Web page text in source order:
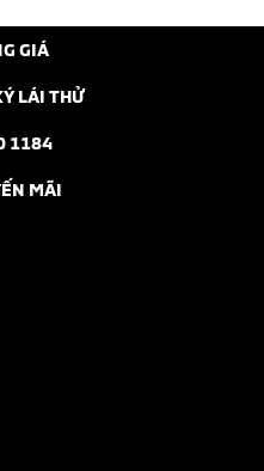
GIÁ
LÁI THỬ
1184
MÃI